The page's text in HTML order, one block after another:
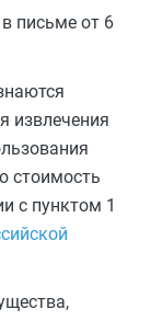
письме от 6
извлечения
стоимость
с пунктом 1